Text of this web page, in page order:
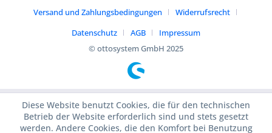
Versand und Zahlungsbedingungen
Widerrufsrecht
Datenschutz
AGB
Impressum
© ottosystem GmbH 2025
Diese Website benutzt Cookies, die für den technischen
Betrieb der Website erforderlich sind und stets gesetzt
werden. Andere Cookies, die den Komfort bei Benutzung